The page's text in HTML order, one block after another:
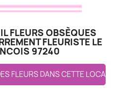
FLEURS OBSÈQUES
FLEURISTE LE
97240
FLEURS DANS CETTE LOCALITE